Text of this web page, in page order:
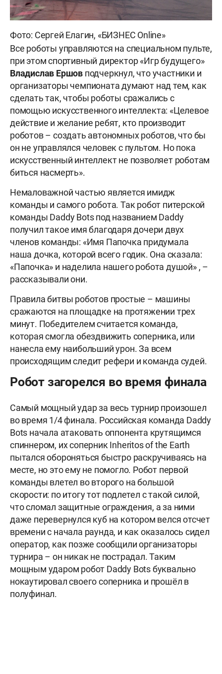
Фото: Сергей Елагин, «БИЗНЕС Online»
Все роботы управляются на специальном пульте,
при этом спортивный директор «Игр будущего»
Владислав Ершов подчеркнул, что участники и
организаторы чемпионата думают над тем, как
сделать так, чтобы роботы сражались с
помощью искусственного интеллекта: «Целевое
действие и желание ребят, кто производит
роботов – создать автономных роботов, что бы
он не управлялся человек с пультом. Но пока
искусственный интеллект не позволяет роботам
биться насмерть».
Немаловажной частью является имидж
команды и самого робота. Так робот питерской
команды Daddy Bots под названием Daddy
получил такое имя благодаря дочери двух
членов команды: «Имя Папочка придумала
наша дочка, которой всего годик. Она сказала:
«Папочка» и наделила нашего робота душой» , –
рассказывали они.
Правила битвы роботов простые – машины
сражаются на площадке на протяжении трех
минут. Победителем считается команда,
которая смогла обездвижить соперника, или
нанесла ему наибольший урон. За всем
происходящим следит рефери и команда судей.
Робот загорелся во время финала
Самый мощный удар за весь турнир произошел
во время 1/4 финала. Российская команда Daddy
Bots начала атаковать оппонента крутящимся
спиннером, их соперник Inheritos of the Earth
пытался обороняться быстро раскручиваясь на
месте, но это ему не помогло. Робот первой
команды влетел во второго на большой
скорости: по итогу тот подлетел с такой силой,
что сломал защитные ограждения, а за ними
даже перевернулся куб на котором велся отсчет
времени с начала раунда, и как оказалось сидел
оператор, как позже сообщили организаторы
турнира – он никак не пострадал. Таким
мощным ударом робот Daddy Bots буквально
нокаутировал своего соперника и прошёл в
полуфинал.